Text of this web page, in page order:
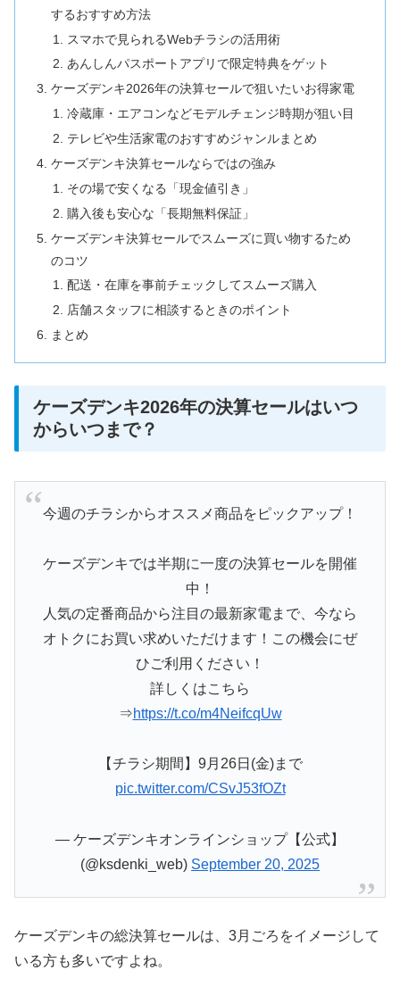
するおすすめ方法
スマホで見られるWebチラシの活用術
あんしんパスポートアプリで限定特典をゲット
ケーズデンキ2026年の決算セールで狙いたいお得家電
冷蔵庫・エアコンなどモデルチェンジ時期が狙い目
テレビや生活家電のおすすめジャンルまとめ
ケーズデンキ決算セールならではの強み
その場で安くなる「現金値引き」
購入後も安心な「長期無料保証」
ケーズデンキ決算セールでスムーズに買い物するため
のコツ
配送・在庫を事前チェックしてスムーズ購入
店舗スタッフに相談するときのポイント
まとめ
ケーズデンキ2026年の決算セールはいつ
からいつまで？
今週のチラシからオススメ商品をピックアップ！
ケーズデンキでは半期に一度の決算セールを開催
中！
人気の定番商品から注目の最新家電まで、今なら
オトクにお買い求めいただけます！この機会にぜ
ひご利用ください！
詳しくはこちら
⇒https://t.co/m4NeifcqUw
【チラシ期間】9月26日(金)まで
pic.twitter.com/CSvJ53fOZt
— ケーズデンキオンラインショップ【公式】
(@ksdenki_web) September 20, 2025
ケーズデンキの総決算セールは、3月ごろをイメージして
いる方も多いですよね。